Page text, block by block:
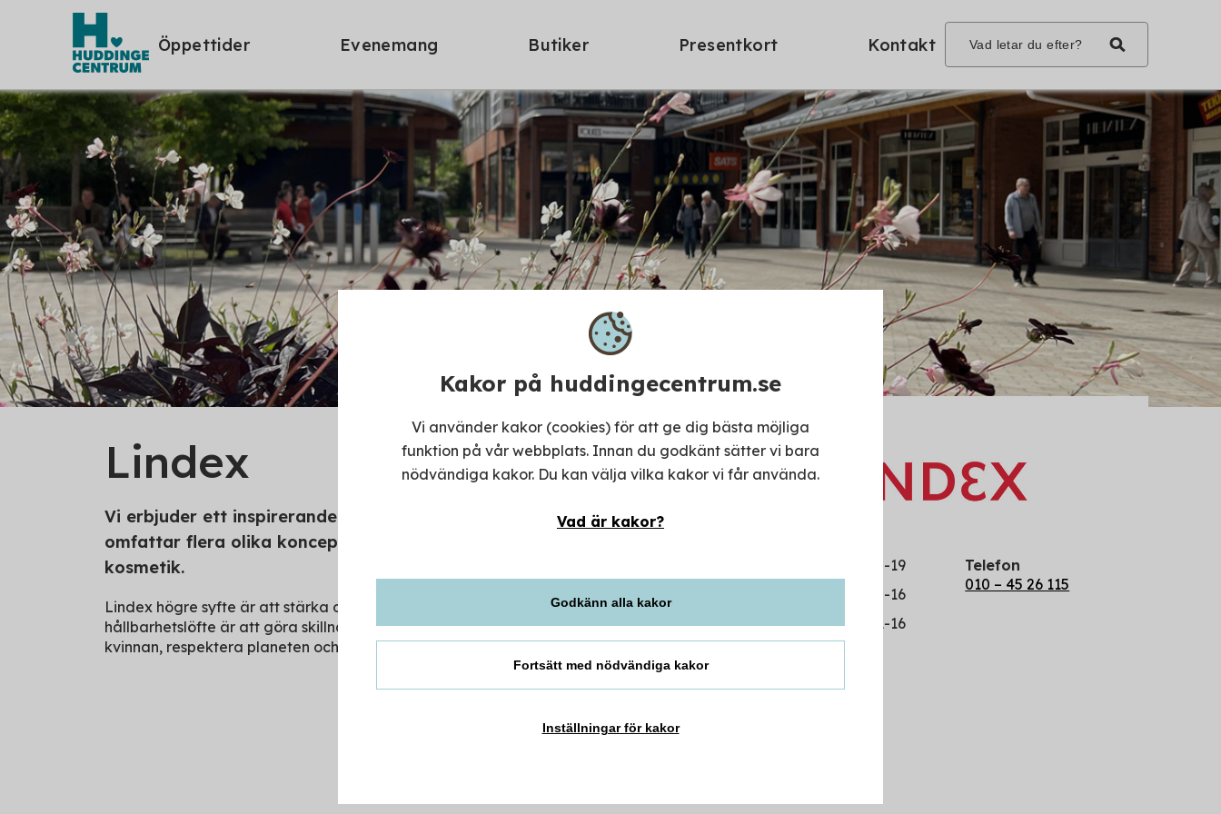
Kakor på huddingecentrum.se
Vi använder kakor (cookies) för att ge dig bästa möjliga
funktion på vår webbplats. Innan du godkänt sätter vi bara
nödvändiga kakor. Du kan välja vilka kakor vi får använda.
Vad är kakor?
Godkänn alla kakor
Fortsätt med nödvändiga kakor
Inställningar för kakor
Öppettider Evenemang Butiker Presentkort Kontakt
Lindex
Vi erbjuder ett inspirerande och prisvärt mode och sortimentet
omfattar flera olika koncept inom dam, barn, underkläder och
kosmetik.
Lindex högre syfte är att stärka och inspirera kvinnor överallt, och Lindex
hållbarhetslöfte är att göra skillnad för framtida generationer genom att stärka
kvinnan, respektera planeten och stå upp för mänskliga rättigheter.
10-19
10-16
Söndag
11-16
Telefon
010 – 45 26 115